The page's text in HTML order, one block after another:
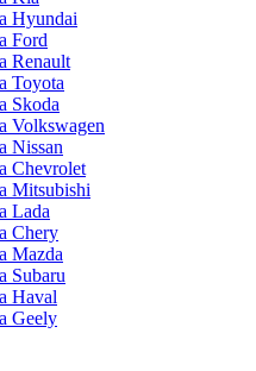
Hyundai
Ford
Renault
Toyota
Skoda
Volkswagen
Nissan
Chevrolet
Mitsubishi
Lada
Chery
Mazda
Subaru
Haval
Geely